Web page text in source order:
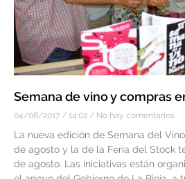
Semana de vino y compras
04/08/2017 14:02 No hay comentarios
La nueva edición de Semana del
de agosto y la de la Feria del Stock
de agosto. Las iniciativas están